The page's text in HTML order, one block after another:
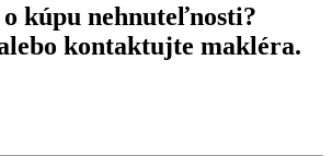
kúpu nehnuteľnosti?
kontaktujte makléra.